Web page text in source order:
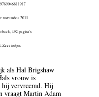
9789046811917
november 2011
492 pagina's
Zeer netjes
als Hal Brigshaw
vrouw is
hij vervreemd. Hij
vraagt Martin Adam